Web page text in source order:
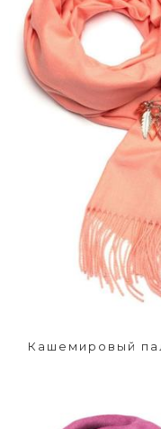
Кашемировый